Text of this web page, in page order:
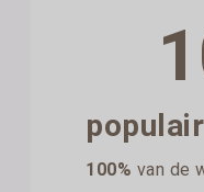
100% van de